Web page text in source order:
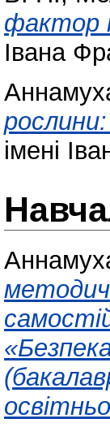
фактор
Івана
рослини:
імені